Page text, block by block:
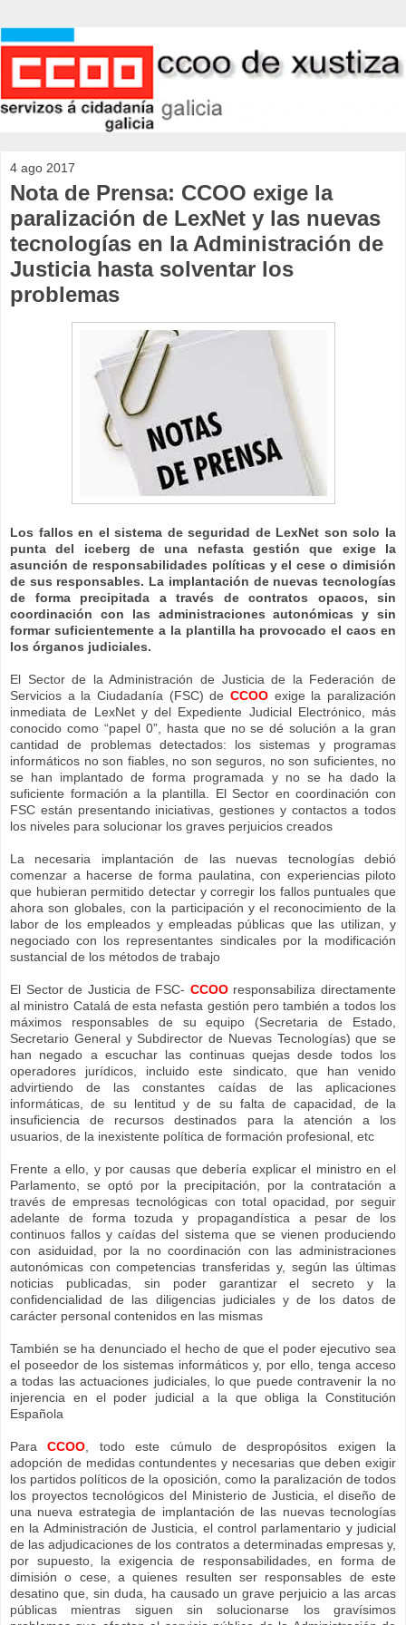
4 ago 2017
Nota de Prensa: CCOO exige la
paralización de LexNet y las nuevas
tecnologías en la Administración de
Justicia hasta solventar los
problemas
Los fallos en el sistema de seguridad de LexNet son solo la
punta del iceberg de una nefasta gestión que exige la
asunción de responsabilidades políticas y el cese o dimisión
de sus responsables. La implantación de nuevas tecnologías
de forma precipitada a través de contratos opacos, sin
coordinación con las administraciones autonómicas y sin
formar suficientemente a la plantilla ha provocado el caos en
los órganos judiciales.
El Sector de la Administración de Justicia de la Federación de
Servicios a la Ciudadanía (FSC) de CCOO exige la paralización
inmediata de LexNet y del Expediente Judicial Electrónico, más
conocido como “papel 0”, hasta que no se dé solución a la gran
cantidad de problemas detectados: los sistemas y programas
informáticos no son fiables, no son seguros, no son suficientes, no
se han implantado de forma programada y no se ha dado la
suficiente formación a la plantilla. El Sector en coordinación con
FSC están presentando iniciativas, gestiones y contactos a todos
los niveles para solucionar los graves perjuicios creados
La necesaria implantación de las nuevas tecnologías debió
comenzar a hacerse de forma paulatina, con experiencias piloto
que hubieran permitido detectar y corregir los fallos puntuales que
ahora son globales, con la participación y el reconocimiento de la
labor de los empleados y empleadas públicas que las utilizan, y
negociado con los representantes sindicales por la modificación
sustancial de los métodos de trabajo
El Sector de Justicia de FSC- CCOO responsabiliza directamente
al ministro Catalá de esta nefasta gestión pero también a todos los
máximos responsables de su equipo (Secretaria de Estado,
Secretario General y Subdirector de Nuevas Tecnologías) que se
han negado a escuchar las continuas quejas desde todos los
operadores jurídicos, incluido este sindicato, que han venido
advirtiendo de las constantes caídas de las aplicaciones
informáticas, de su lentitud y de su falta de capacidad, de la
insuficiencia de recursos destinados para la atención a los
usuarios, de la inexistente política de formación profesional, etc
Frente a ello, y por causas que debería explicar el ministro en el
Parlamento, se optó por la precipitación, por la contratación a
través de empresas tecnológicas con total opacidad, por seguir
adelante de forma tozuda y propagandística a pesar de los
continuos fallos y caídas del sistema que se vienen produciendo
con asiduidad, por la no coordinación con las administraciones
autonómicas con competencias transferidas y, según las últimas
noticias publicadas, sin poder garantizar el secreto y la
confidencialidad de las diligencias judiciales y de los datos de
carácter personal contenidos en las mismas
También se ha denunciado el hecho de que el poder ejecutivo sea
el poseedor de los sistemas informáticos y, por ello, tenga acceso
a todas las actuaciones judiciales, lo que puede contravenir la no
injerencia en el poder judicial a la que obliga la Constitución
Española
ParaCCOO, todo este cúmulo de despropósitos exigen la
adopción de medidas contundentes y necesarias que deben exigir
los partidos políticos de la oposición, como la paralización de todos
los proyectos tecnológicos del Ministerio de Justicia, el diseño de
una nueva estrategia de implantación de las nuevas tecnologías
en la Administración de Justicia, el control parlamentario y judicial
de las adjudicaciones de los contratos a determinadas empresas y,
por supuesto, la exigencia de responsabilidades, en forma de
dimisión o cese, a quienes resulten ser responsables de este
desatino que, sin duda, ha causado un grave perjuicio a las arcas
públicas mientras siguen sin solucionarse los gravísimos